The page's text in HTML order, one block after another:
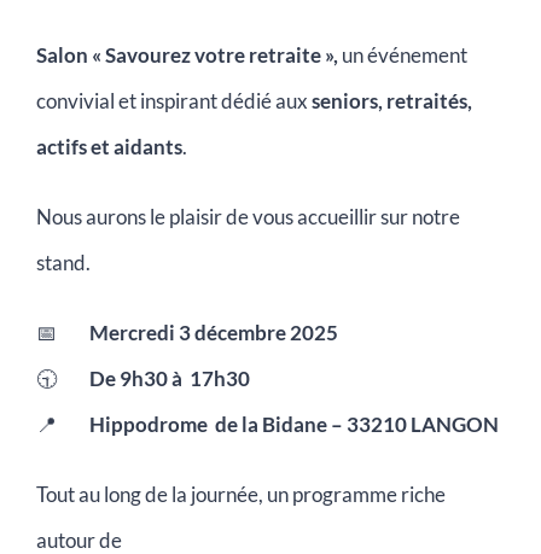
Salon « Savourez votre retraite », un événement
convivial et inspirant dédié auxseniors, retraités,
actifs et aidants.
Nous aurons le plaisir de vous accueillir sur notre
stand.
📅 Mercredi 3 décembre 2025
🕤De 9h30 à 17h30
📍
Hippodrome de la Bidane – 33210 LANGON
Tout au long de la journée, un programme riche
autour de